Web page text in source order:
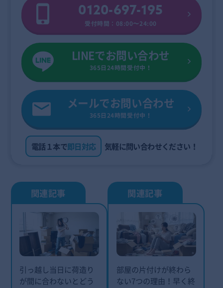
0120-697-195
受付時間：08:00〜24:00
LINEでお問い合わせ
365日24時間受付中！
メールでお問い合わせ
365日24時間受付中！
電話１本で即日対応 気軽に問い合わせください！
引っ越し当日に荷造り
が間に合わないとどう
部屋の片付けが終わら
ない7つの理由！早く終